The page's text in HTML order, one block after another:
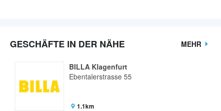
GESCHÄFTE IN DER NÄHE MEHR
BILLA Klagenfurt
Ebentalerstrasse 55
1.1km